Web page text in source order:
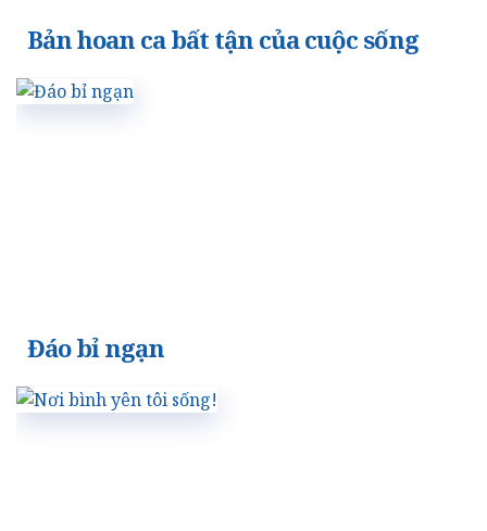
Bản hoan ca bất tận của cuộc sống
Đáo bỉ ngạn